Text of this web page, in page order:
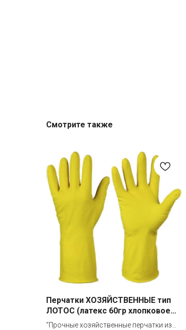
Смотрите также
Перчатки ХОЗЯЙСТВЕННЫЕ тип
ЛОТОС (латекс 60гр хлопковое
напыление)
"Прочные хозяйственные перчатки из